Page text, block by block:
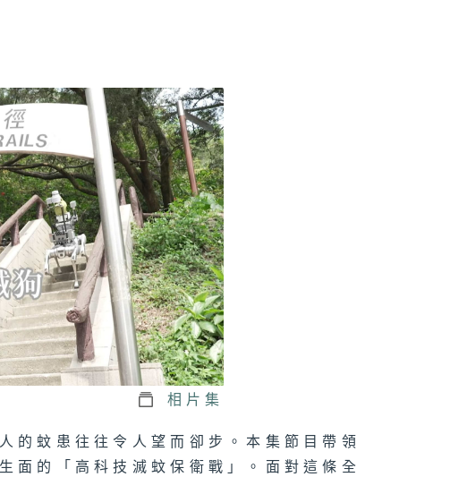
智慧渠務
政正關你事 - 官
員講話摘要
#41（陳茂波、孫
東、丘應樺）
將軍澳南公園｜認
識海綿城市設計｜
公園都能化身成防
相片集
的蚊患往往令人望而卻步。本集節目帶領
面的「高科技滅蚊保衛戰」。面對這條全